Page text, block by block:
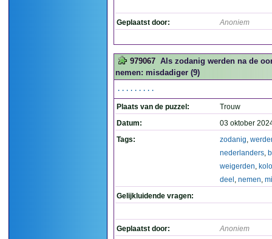
Geplaatst door: Anoniem
979067 Als zodanig werden na de
nemen: misdadiger (9)
.........
Plaats van de puzzel:
Trouw
Datum:
03 oktober
Tags:
zodanig,
nederlanders,
weigerden,
deel , nemen,
Gelijkluidende vragen:
Geplaatst door: Anoniem